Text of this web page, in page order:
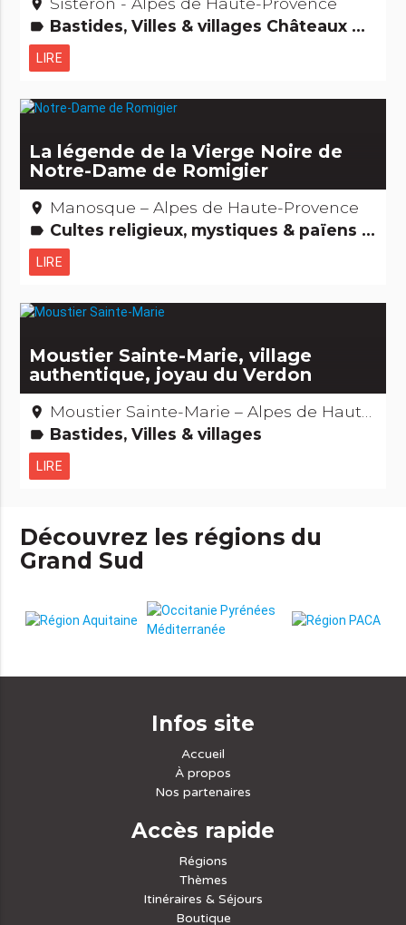
place
label Bastides, Villes & villages Châteaux & Monuments
LIRE
La légende de la Vierge Noire de
Notre-Dame de Romigier
place Manosque – Alpes de Haute-Provence
label Cultes religieux, mystiques & païens Légendes, histoires & Trésors
LIRE
Moustier Sainte-Marie, village
authentique, joyau du Verdon
place Moustier Sainte-Marie – Alpes de Haute-Provence
label Bastides, Villes & villages
LIRE
Découvrez les régions du
Grand Sud
Infos site
Accueil
À propos
Nos partenaires
Accès rapide
Régions
Thèmes
Itinéraires & Séjours
Boutique